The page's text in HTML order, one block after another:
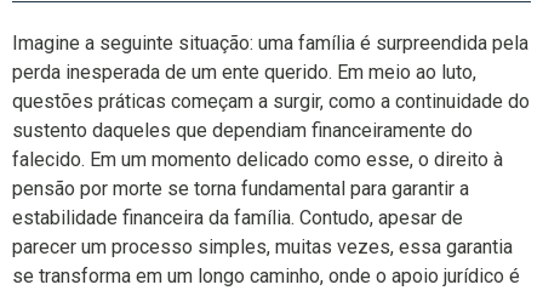
Imagine a seguinte situação: uma família é surpreendida pela
perda inesperada de um ente querido. Em meio ao luto,
questões práticas começam a surgir, como a continuidade do
sustento daqueles que dependiam financeiramente do
falecido. Em um momento delicado como esse, o direito à
pensão por morte se torna fundamental para garantir a
estabilidade financeira da família. Contudo, apesar de
parecer um processo simples, muitas vezes, essa garantia
se transforma em um longo caminho, onde o apoio jurídico é